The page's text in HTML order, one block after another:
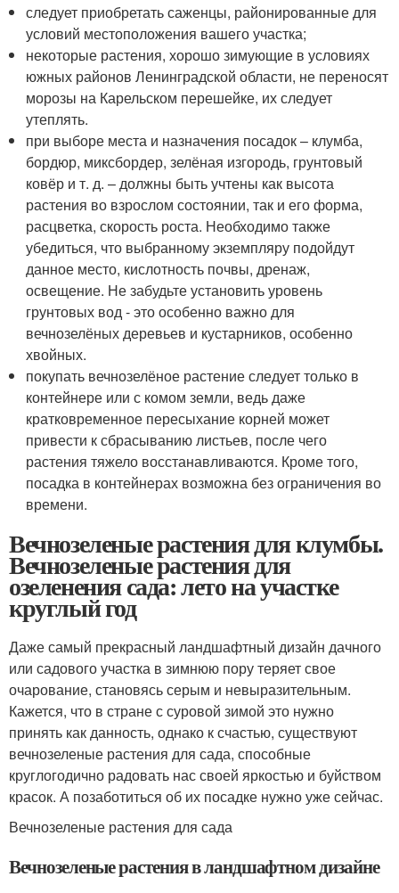
следует приобретать саженцы, районированные для
условий местоположения вашего участка;
некоторые растения, хорошо зимующие в условиях
южных районов Ленинградской области, не переносят
морозы на Карельском перешейке, их следует
утеплять.
при выборе места и назначения посадок – клумба,
бордюр, миксбордер, зелёная изгородь, грунтовый
ковёр и т. д. – должны быть учтены как высота
растения во взрослом состоянии, так и его форма,
расцветка, скорость роста. Необходимо также
убедиться, что выбранному экземпляру подойдут
данное место, кислотность почвы, дренаж,
освещение. Не забудьте установить уровень
грунтовых вод - это особенно важно для
вечнозелёных деревьев и кустарников, особенно
хвойных.
покупать вечнозелёное растение следует только в
контейнере или с комом земли, ведь даже
кратковременное пересыхание корней может
привести к сбрасыванию листьев, после чего
растения тяжело восстанавливаются. Кроме того,
посадка в контейнерах возможна без ограничения во
времени.
Вечнозеленые растения для клумбы.
Вечнозеленые растения для
озеленения сада: лето на участке
круглый год
Даже самый прекрасный ландшафтный дизайн дачного
или садового участка в зимнюю пору теряет свое
очарование, становясь серым и невыразительным.
Кажется, что в стране с суровой зимой это нужно
принять как данность, однако к счастью, существуют
вечнозеленые растения для сада, способные
круглогодично радовать нас своей яркостью и буйством
красок. А позаботиться об их посадке нужно уже сейчас.
Вечнозеленые растения для сада
Вечнозеленые растения в ландшафтном дизайне